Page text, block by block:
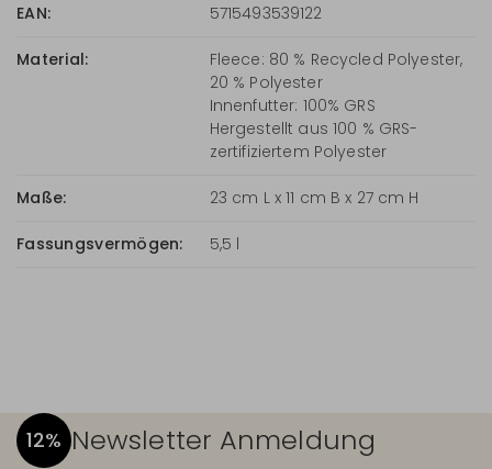
EAN: 5715493539122
Material:
Fleece: 80 % Recycled Polyester,
20 % Polyester
Innenfutter: 100% GRS
Hergestellt aus 100 % GRS-
zertifiziertem Polyester
Maße: 23 cm L x 11 cm B x 27 cm H
Fassungsvermögen: 5,5 l
12% Newsletter Anmeldung